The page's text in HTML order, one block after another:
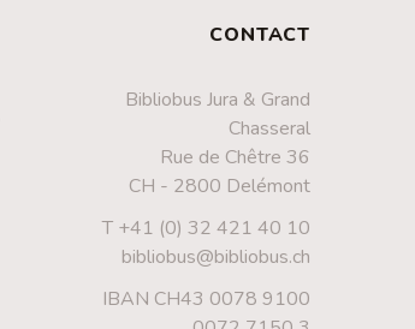
CONTACT
Bibliobus Jura & Grand
Chasseral
Rue de Chêtre 36
CH - 2800 Delémont
T +41 (0) 32 421 40 10
bibliobus@bibliobus.ch
IBAN CH43 0078 9100